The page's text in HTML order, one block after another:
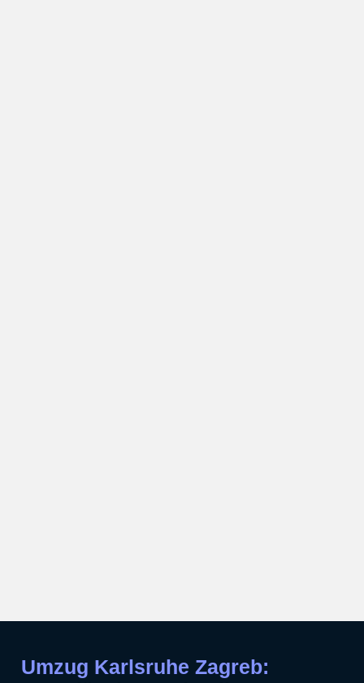
Umzug Karlsruhe Zagreb: